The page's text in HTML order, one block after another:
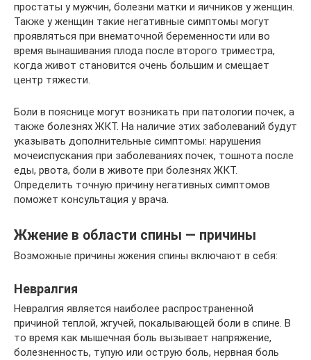
простаты у мужчин, болезни матки и яичников у женщин.
Также у женщин такие негативные симптомы могут
проявляться при внематочной беременности или во
время вынашивания плода после второго триместра,
когда живот становится очень большим и смещает
центр тяжести.
Боли в пояснице могут возникать при патологии почек, а
также болезнях ЖКТ. На наличие этих заболеваний будут
указывать дополнительные симптомы: нарушения
мочеиспускания при заболеваниях почек, тошнота после
еды, рвота, боли в животе при болезнях ЖКТ.
Определить точную причину негативных симптомов
поможет консультация у врача.
Жжение в области спины — причины
Возможные причины жжения спины включают в себя:
Невралгия
Невралгия является наиболее распространенной
причиной теплой, жгучей, покалывающей боли в спине. В
то время как мышечная боль вызывает напряжение,
болезненность, тупую или острую боль, нервная боль